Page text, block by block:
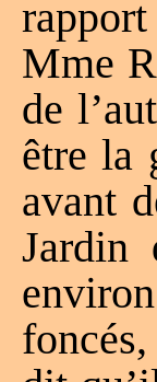
Mme
de
être la
avant
Jardin